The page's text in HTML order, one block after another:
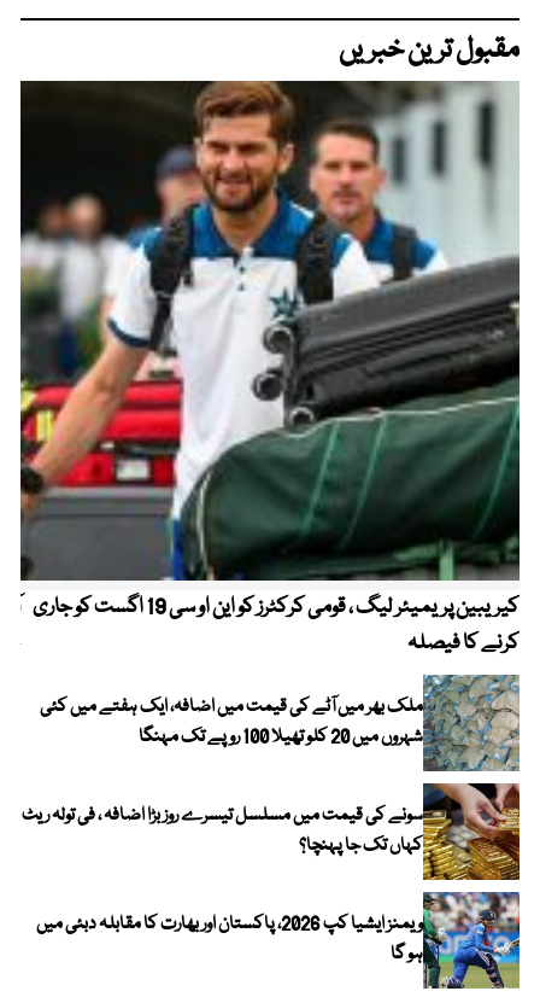
مقبول ترین خبریں
کیریبین پریمیئر لیگ ، قومی کرکٹرز کو این او سی 19 اگست کو جاری
کرنے کا فیصلہ
ملک بھر میں آٹے کی قیمت میں اضافہ، ایک ہفتے میں کئی
شہروں میں 20 کلو تھیلا 100 روپے تک مہنگا
سونے کی قیمت میں مسلسل تیسرے روز بڑا اضافہ ، فی تولہ ریٹ
کہاں تک جا پہنچا؟
ویمنز ایشیا کپ 2026، پاکستان اور بھارت کا مقابلہ دبئی میں
ہو گا